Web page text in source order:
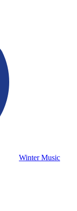
Winter Music